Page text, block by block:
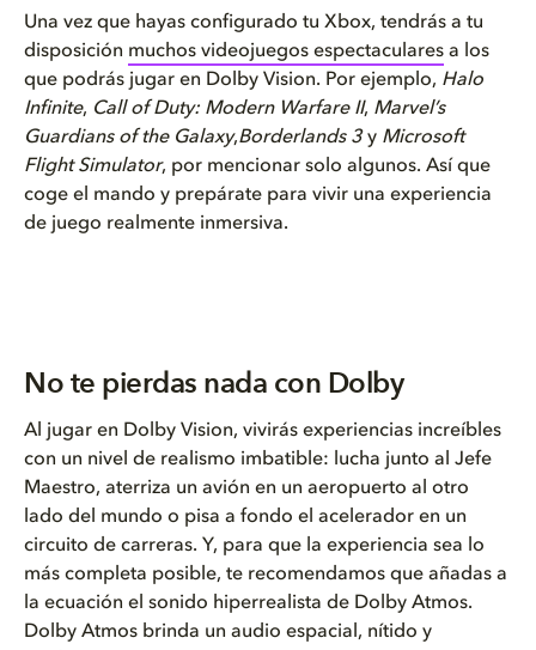
Una vez que hayas configurado tu Xbox, tendrás a tu
disposición muchos videojuegos espectaculares a los
que podrás jugar en Dolby Vision. Por ejemplo, Halo
Infinite, Call of Duty: Modern Warfare II, Marvel’s
Guardians of the Galaxy,Borderlands 3y Microsoft
Flight Simulator, por mencionar solo algunos. Así que
coge el mando y prepárate para vivir una experiencia
de juego realmente inmersiva.
No te pierdas nada con Dolby
Al jugar en Dolby Vision, vivirás experiencias increíbles
con un nivel de realismo imbatible: lucha junto al Jefe
Maestro, aterriza un avión en un aeropuerto al otro
lado del mundo o pisa a fondo el acelerador en un
circuito de carreras. Y, para que la experiencia sea lo
más completa posible, te recomendamos que añadas a
la ecuación el sonido hiperrealista de Dolby Atmos.
Dolby Atmos brinda un audio espacial, nítido y